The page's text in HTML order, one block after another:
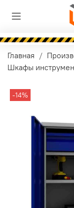
Главная
Шкафы
-14%